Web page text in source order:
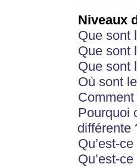
Niveaux
Que sont
Que sont
Que sont
Où sont
Pourquoi
différente
Qu’est-
Qu’est-